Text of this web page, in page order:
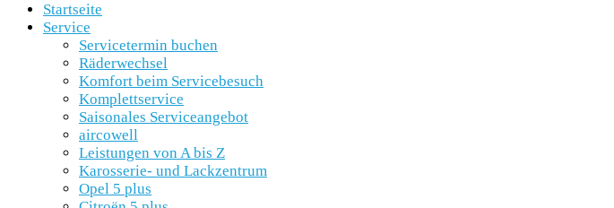
Startseite
Service
Servicetermin buchen
Räderwechsel
Komfort beim Servicebesuch
Komplettservice
Saisonales Serviceangebot
aircowell
Leistungen von A bis Z
Karosserie- und Lackzentrum
Opel 5 plus